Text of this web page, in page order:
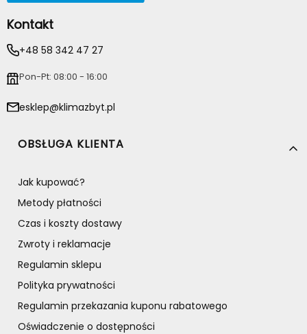
Kontakt
+48 58 342 47 27
Pon-Pt: 08:00 - 16:00
esklep@klimazbyt.pl
Linki w stopce
OBSŁUGA KLIENTA
Jak kupować?
Metody płatności
Czas i koszty dostawy
Zwroty i reklamacje
Regulamin sklepu
Polityka prywatności
Regulamin przekazania kuponu rabatowego
Oświadczenie o dostępności